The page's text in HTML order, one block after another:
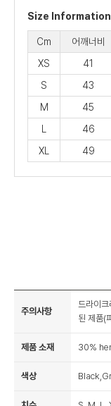
Size Information
Cm 어깨너비
XS
41
S
43
M
45
46
XL
49
주의사항
드라이
된 제품(
제품 소재 30%
색상